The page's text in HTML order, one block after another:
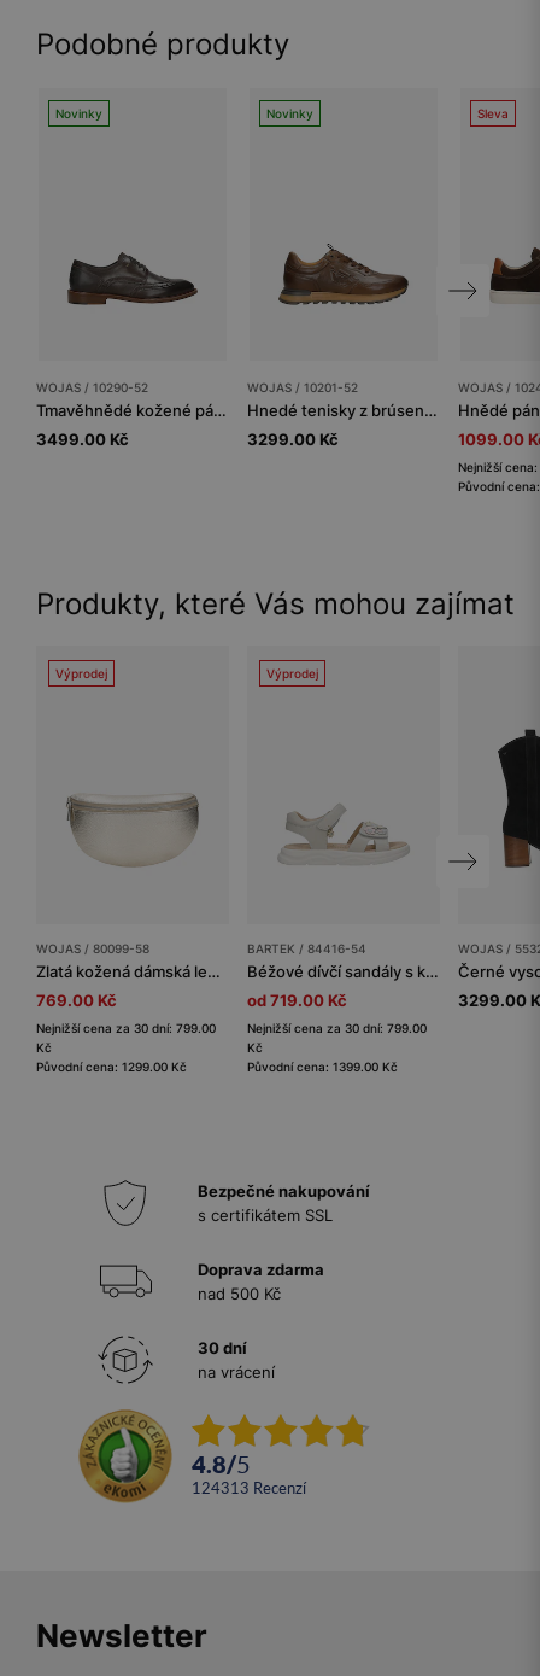
Podobné produkty
Novinky
WOJAS / 10290-52
Tmavěhnědé kožené pánské polobotky s brogováním
3499.00 Kč
Novinky
WOJAS / 10201-52
Hnedé tenisky z brúsenej kože
3299.00 Kč
Sleva
WOJAS /
1099.00
Nejnižší
Původní
Produkty, které Vás mohou zajímat
Výprodej
WOJAS / 80099-58
Zlatá kožená dámská ledvinka s dlouhým popruhem
769.00 Kč
Nejnižší cena za 30 dní: 799.00
Kč
Původní cena: 1299.00 Kč
Výprodej
BARTEK / 84416-54
Béžové dívčí sandály s květinami BARTEK 84416-54
od 719.00 Kč
Nejnižší cena za 30 dní: 799.00
Kč
Původní cena: 1399.00 Kč
WOJAS /
3299.00
Bezpečné nakupování
s certifikátem SSL
Doprava zdarma
nad 500 Kč
30 dní
na vrácení
4.8/5
124313 recenzí
Newsletter